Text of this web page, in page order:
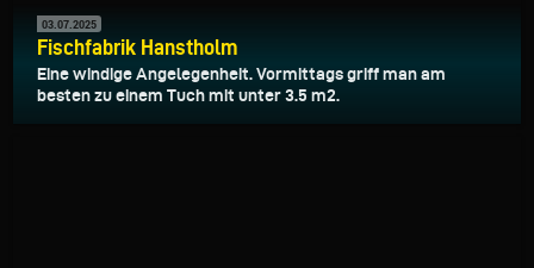
03.07.2025
Fischfabrik Hanstholm
Eine windige Angelegenheit. Vormittags griff man am
besten zu einem Tuch mit unter 3.5 m2.